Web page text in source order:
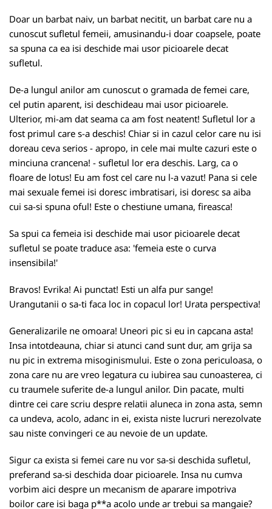
Doar un barbat naiv, un barbat necitit, un barbat care nu a
cunoscut sufletul femeii, amusinandu-i doar coapsele, poate
sa spuna ca ea isi deschide mai usor picioarele decat
sufletul.
De-a lungul anilor am cunoscut o gramada de femei care,
cel putin aparent, isi deschideau mai usor picioarele.
Ulterior, mi-am dat seama ca am fost neatent! Sufletul lor a
fost primul care s-a deschis! Chiar si in cazul celor care nu isi
doreau ceva serios - apropo, in cele mai multe cazuri este o
minciuna crancena! - sufletul lor era deschis. Larg, ca o
floare de lotus! Eu am fost cel care nu l-a vazut! Pana si cele
mai sexuale femei isi doresc imbratisari, isi doresc sa aiba
cui sa-si spuna oful! Este o chestiune umana, fireasca!
Sa spui ca femeia isi deschide mai usor picioarele decat
sufletul se poate traduce asa: 'femeia este o curva
insensibila!'
Bravos! Evrika! Ai punctat! Esti un alfa pur sange!
Urangutanii o sa-ti faca loc in copacul lor! Urata perspectiva!
Generalizarile ne omoara! Uneori pic si eu in capcana asta!
Insa intotdeauna, chiar si atunci cand sunt dur, am grija sa
nu pic in extrema misoginismului. Este o zona periculoasa, o
zona care nu are vreo legatura cu iubirea sau cunoasterea, ci
cu traumele suferite de-a lungul anilor. Din pacate, multi
dintre cei care scriu despre relatii aluneca in zona asta, semn
ca undeva, acolo, adanc in ei, exista niste lucruri nerezolvate
sau niste convingeri ce au nevoie de un update.
Sigur ca exista si femei care nu vor sa-si deschida sufletul,
preferand sa-si deschida doar picioarele. Insa nu cumva
vorbim aici despre un mecanism de aparare impotriva
boilor care isi baga p**a acolo unde ar trebui sa mangaie?